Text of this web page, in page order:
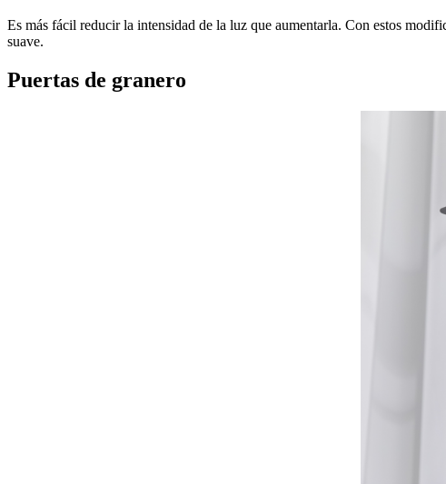
Es más fácil reducir la intensidad de la luz que aumentarla. Con estos
suave.
Puertas de granero